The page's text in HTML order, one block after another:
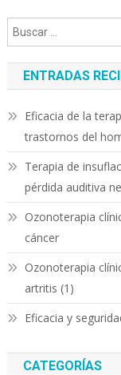
ENTRADAS
Eficacia de la
trastornos del
Terapia de
pérdida auditiva
Ozonoterapia
cáncer
Ozonoterapia
artritis (1)
Eficacia y
CATEGORÍAS